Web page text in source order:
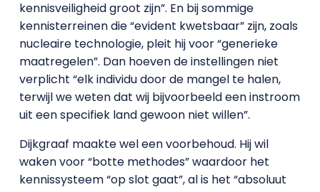
kennisveiligheid groot zijn”. En bij sommige
kennisterreinen die “evident kwetsbaar” zijn, zoals
nucleaire technologie, pleit hij voor “generieke
maatregelen”. Dan hoeven de instellingen niet
verplicht “elk individu door de mangel te halen,
terwijl we weten dat wij bijvoorbeeld een instroom
uit een specifiek land gewoon niet willen”.
Dijkgraaf maakte wel een voorbehoud. Hij wil
waken voor “botte methodes” waardoor het
kennissysteem “op slot gaat”, al is het “absoluut